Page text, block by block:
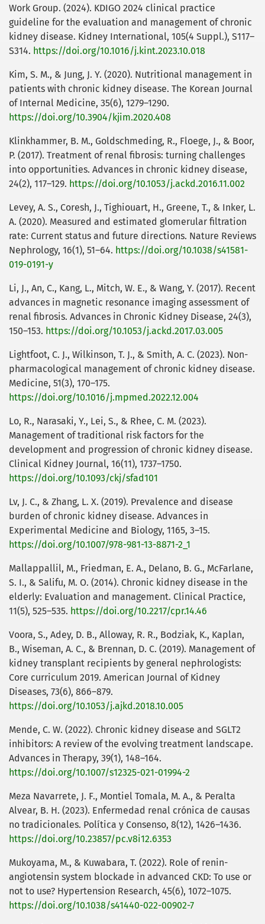
Work Group. (2024). KDIGO 2024 clinical practice
guideline for the evaluation and management of chronic
kidney disease. Kidney International, 105(4 Suppl.), S117–
S314. https://doi.org/10.1016/j.kint.2023.10.018
Kim, S. M., & Jung, J. Y. (2020). Nutritional management in
patients with chronic kidney disease. The Korean Journal
of Internal Medicine, 35(6), 1279–1290.
https://doi.org/10.3904/kjim.2020.408
Klinkhammer, B. M., Goldschmeding, R., Floege, J., & Boor,
P. (2017). Treatment of renal fibrosis: turning challenges
into opportunities. Advances in chronic kidney disease,
24(2), 117–129. https://doi.org/10.1053/j.ackd.2016.11.002
Levey, A. S., Coresh, J., Tighiouart, H., Greene, T., & Inker, L.
A. (2020). Measured and estimated glomerular filtration
rate: Current status and future directions. Nature Reviews
Nephrology, 16(1), 51–64. https://doi.org/10.1038/s41581-
019-0191-y
Li, J., An, C., Kang, L., Mitch, W. E., & Wang, Y. (2017). Recent
advances in magnetic resonance imaging assessment of
renal fibrosis. Advances in Chronic Kidney Disease, 24(3),
150–153. https://doi.org/10.1053/j.ackd.2017.03.005
Lightfoot, C. J., Wilkinson, T. J., & Smith, A. C. (2023). Non-
pharmacological management of chronic kidney disease.
Medicine, 51(3), 170–175.
https://doi.org/10.1016/j.mpmed.2022.12.004
Lo, R., Narasaki, Y., Lei, S., & Rhee, C. M. (2023).
Management of traditional risk factors for the
development and progression of chronic kidney disease.
Clinical Kidney Journal, 16(11), 1737–1750.
https://doi.org/10.1093/ckj/sfad101
Lv, J. C., & Zhang, L. X. (2019). Prevalence and disease
burden of chronic kidney disease. Advances in
Experimental Medicine and Biology, 1165, 3–15.
https://doi.org/10.1007/978-981-13-8871-2_1
Mallappallil, M., Friedman, E. A., Delano, B. G., McFarlane,
S. I., & Salifu, M. O. (2014). Chronic kidney disease in the
elderly: Evaluation and management. Clinical Practice,
11(5), 525–535. https://doi.org/10.2217/cpr.14.46
Voora, S., Adey, D. B., Alloway, R. R., Bodziak, K., Kaplan,
B., Wiseman, A. C., & Brennan, D. C. (2019). Management of
kidney transplant recipients by general nephrologists:
Core curriculum 2019. American Journal of Kidney
Diseases, 73(6), 866–879.
https://doi.org/10.1053/j.ajkd.2018.10.005
Mende, C. W. (2022). Chronic kidney disease and SGLT2
inhibitors: A review of the evolving treatment landscape.
Advances in Therapy, 39(1), 148–164.
https://doi.org/10.1007/s12325-021-01994-2
Meza Navarrete, J. F., Montiel Tomala, M. A., & Peralta
Alvear, B. H. (2023). Enfermedad renal crónica de causas
no tradicionales. Política y Consenso, 8(12), 1426–1436.
https://doi.org/10.23857/pc.v8i12.6353
Mukoyama, M., & Kuwabara, T. (2022). Role of renin-
angiotensin system blockade in advanced CKD: To use or
not to use? Hypertension Research, 45(6), 1072–1075.
https://doi.org/10.1038/s41440-022-00902-7